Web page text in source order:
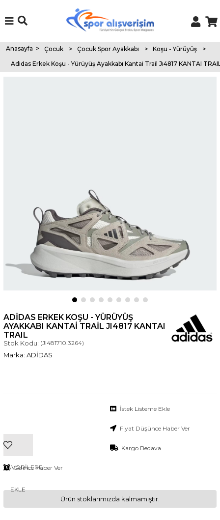
Anasayfa > Çocuk > Çocuk Spor Ayakkabı > Koşu - Yürüyüş
>
Adidas Erkek Koşu - Yürüyüş Ayakkabı Kantai Trail Jı4817 KANTAI
ADIDAS ERKEK KOŞU - YÜRÜYÜŞ
AYAKKABI KANTAI TRAIL JI4817 KANTAI
TRAIL
Stok Kodu: (JI481710.3264)
ADİDAS
FAVORILERE
EKLE
İstek Listeme Ekle
Fiyat Düşünce Haber Ver
Kargo Bedava
Gelince Haber Ver
Ürün stoklarımızda kalmamıştır.